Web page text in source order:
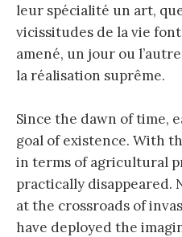
leur spécialité un art,
vicissitudes de la vie
amené, un jour ou
la réalisation suprême.
Since the dawn of time,
goal of existence. With
in terms of agricultural
practically disappeared.
at the crossroads of
have deployed the